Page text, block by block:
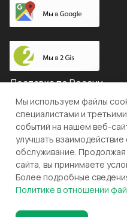
Доставка по России
© 2026 "ЛЕВША"
Конфиденциальность
Разработка и поддержка
Мы используем файлы
специалистами и
событий на нашем веб-
улучшать
обслуживание.
сайта, вы принимаете
Более подробные
Политике в отношении